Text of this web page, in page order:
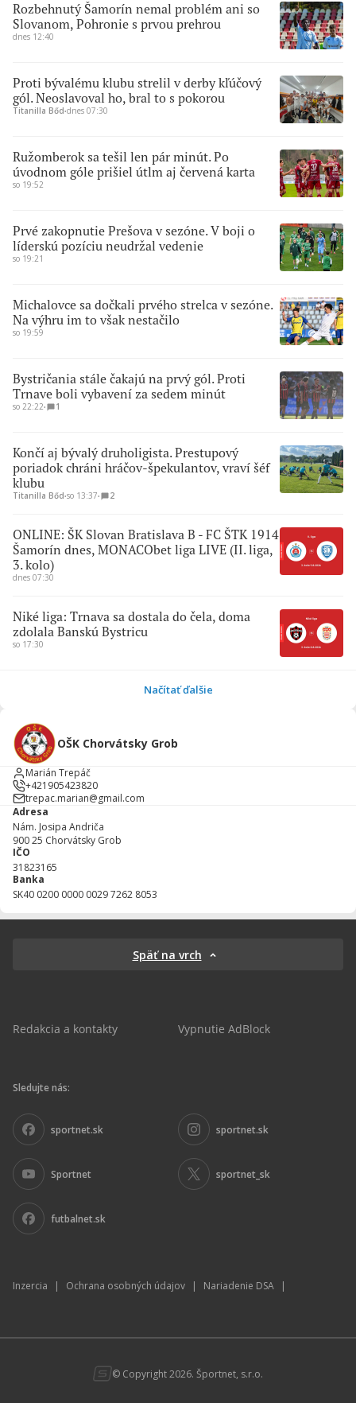
Rozbehnutý Šamorín nemal problém ani so
Slovanom, Pohronie s prvou prehrou
dnes 12:40
Proti bývalému klubu strelil v derby kľúčový
gól. Neoslavoval ho, bral to s pokorou
Titanilla Bőd∙dnes 07:30
Ružomberok sa tešil len pár minút. Po
úvodnom góle prišiel útlm aj červená karta
so 19:52
Prvé zakopnutie Prešova v sezóne. V boji o
líderskú pozíciu neudržal vedenie
so 19:21
Michalovce sa dočkali prvého strelca v sezóne.
Na výhru im to však nestačilo
so 19:59
Bystričania stále čakajú na prvý gól. Proti
Trnave boli vybavení za sedem minút
so 22:22∙ 1
Končí aj bývalý druholigista. Prestupový
poriadok chráni hráčov-špekulantov, vraví šéf
klubu
Titanilla Bőd∙so 13:37∙ 2
ONLINE: ŠK Slovan Bratislava B - FC ŠTK 1914
Šamorín dnes, MONACObet liga LIVE (II. liga,
3. kolo)
dnes 07:30
Niké liga: Trnava sa dostala do čela, doma
zdolala Banskú Bystricu
so 17:30
Načítať ďalšie
OŠK Chorvátsky Grob
Marián Trepáč
+421905423820
trepac.marian@gmail.com
Adresa
Nám. Josipa Andriča
900 25 Chorvátsky Grob
IČO
31823165
Banka
SK40 0200 0000 0029 7262 8053
Späť na vrch
Redakcia a kontakty Vypnutie AdBlock
Sledujte nás:
sportnet.sk sportnet.sk
Sportnet sportnet_sk
futbalnet.sk
Inzercia | Ochrana osobných údajov | Nariadenie DSA |
© Copyright 2026. Športnet, s.r.o.